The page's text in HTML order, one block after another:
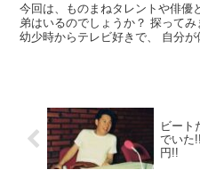
今回は、ものまねタレントや俳優
弟はいるのでしょうか？ 探って
幼少時からテレビ好きで、 自分が
ビー
でいた
円!!